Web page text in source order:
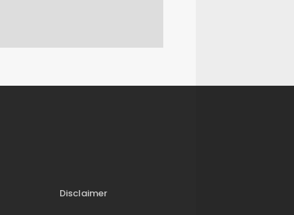
Disclaimer